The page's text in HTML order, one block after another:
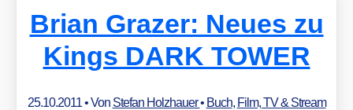
Brian Grazer: Neues zu
Kings DARK TOWER
25.10.2011• Von Stefan Holzhauer• Buch, Film, TV & Stream